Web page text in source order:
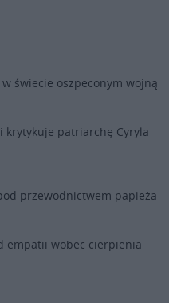
świecie oszpeconym wojną
krytykuje patriarchę Cyryla
przewodnictwem papieża
empatii wobec cierpienia